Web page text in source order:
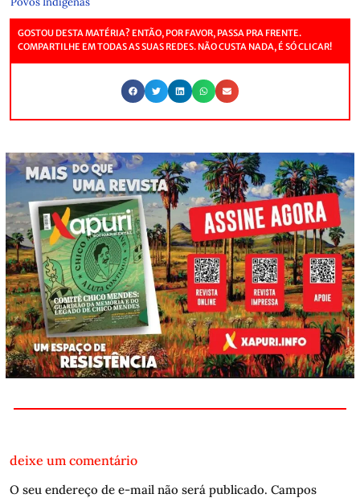
GOSTOU DESTA MATÉRIA? ENTÃO, POR FAVOR, PASSA PRA FRENTE.
COMPARTILHE EM TODAS AS SUAS REDES. NÃO CUSTA NADA, É SÓ CLICAR!
deixe um comentário
O seu endereço de e-mail não será publicado. Campos